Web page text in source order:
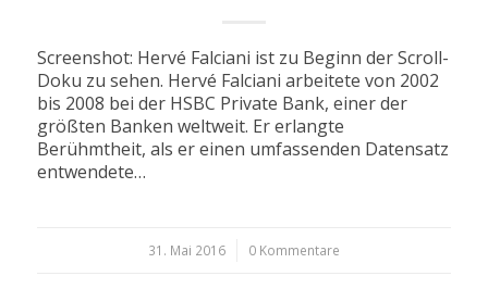
Screenshot: Hervé Falciani ist zu Beginn der Scroll-
Doku zu sehen. Hervé Falciani arbeitete von 2002
bis 2008 bei der HSBC Private Bank, einer der
größten Banken weltweit. Er erlangte
Berühmtheit, als er einen umfassenden Datensatz
entwendete…
31. Mai 2016 0 Kommentare